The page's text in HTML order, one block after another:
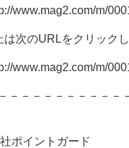
m/
のURLをクリックし
m/
－－－－－－－－－－
ントガード